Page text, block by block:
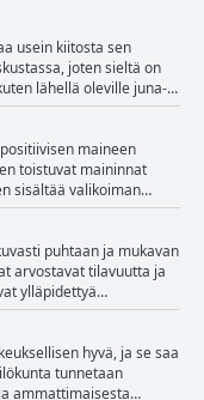
usein kiitosta sen
joten sieltä on
lähellä oleville juna-
tekee ympäristön
arvostavat lähellä
ravintoloita ja
voit myös nauttia
kuten Canal Cityyn ja
kaikki ovat
sijaintia
joka tarjoaa
mikä parantaa yleistä
maineen
toistuvat maininnat
sisältää valikoiman
on saanut maukas ja aito
kehuneet sen
Aamiaisen laatu
menut varmistavat
ja ilmaisseet
ajoitusta
sekä hallita
kritiikeistä
Hotel Tenjin
puhtaan ja mukavan
arvostavat tilavuutta ja
ylläpidettyä
kaikilla tarvittavilla
Jotkut vieraat ovat
taiteltuja kurkia ja
henkilökohtaisen
hyvä, ja se saa
tunnetaan
ammattimaisesta